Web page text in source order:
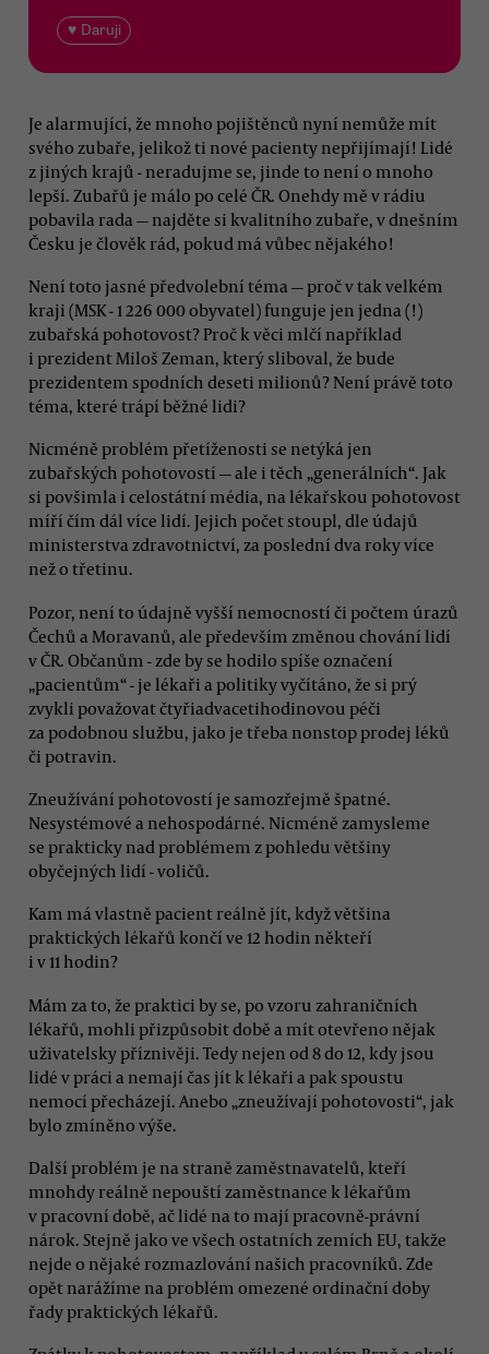
♥ Daruji
Je alarmující, že mnoho pojištěnců nyní nemůže mít
svého zubaře, jelikož ti nové pacienty nepřijímají! Lidé
z jiných krajů - neradujme se, jinde to není o mnoho
lepší. Zubařů je málo po celé ČR. Onehdy mě v rádiu
pobavila rada — najděte si kvalitního zubaře, v dnešním
Česku je člověk rád, pokud má vůbec nějakého!
Není toto jasné předvolební téma — proč v tak velkém
kraji (MSK - 1 226 000 obyvatel) funguje jen jedna (!)
zubařská pohotovost? Proč k věci mlčí například
i prezident Miloš Zeman, který sliboval, že bude
prezidentem spodních deseti milionů? Není právě toto
téma, které trápí běžné lidi?
Nicméně problém přetíženosti se netýká jen
zubařských pohotovostí — ale i těch „generálních“. Jak
si povšimla i celostátní média, na lékařskou pohotovost
míří čím dál více lidí. Jejich počet stoupl, dle údajů
ministerstva zdravotnictví, za poslední dva roky více
než o třetinu.
Pozor, není to údajně vyšší nemocností či počtem úrazů
Čechů a Moravanů, ale především změnou chování lidí
v ČR. Občanům - zde by se hodilo spíše označení
„pacientům“ - je lékaři a politiky vyčítáno, že si prý
zvykli považovat čtyřiadvacetihodinovou péči
za podobnou službu, jako je třeba nonstop prodej léků
či potravin.
Zneužívání pohotovostí je samozřejmě špatné.
Nesystémové a nehospodárné. Nicméně zamysleme
se prakticky nad problémem z pohledu většiny
obyčejných lidí - voličů.
Kam má vlastně pacient reálně jít, když většina
praktických lékařů končí ve 12 hodin někteří
i v 11 hodin?
Mám za to, že praktici by se, po vzoru zahraničních
lékařů, mohli přizpůsobit době a mít otevřeno nějak
uživatelsky příznivěji. Tedy nejen od 8 do 12, kdy jsou
lidé v práci a nemají čas jít k lékaři a pak spoustu
nemocí přecházejí. Anebo „zneužívají pohotovosti“, jak
bylo zmíněno výše.
Další problém je na straně zaměstnavatelů, kteří
mnohdy reálně nepouští zaměstnance k lékařům
v pracovní době, ač lidé na to mají pracovně-právní
nárok. Stejně jako ve všech ostatních zemích EU, takže
nejde o nějaké rozmazlování našich pracovníků. Zde
opět narážíme na problém omezené ordinační doby
řady praktických lékařů.